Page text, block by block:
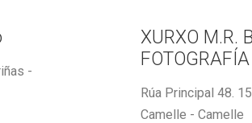
-
XURXO M.R.
FOTOGRAFÍA
Rúa Principal 48.
Camelle - Camelle